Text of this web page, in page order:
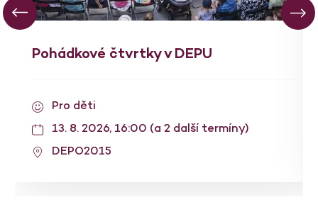
Pohádkové čtvrtky v DEPU
Pro děti
13. 8. 2026, 16:00 (a 2 další termíny)
DEPO2015